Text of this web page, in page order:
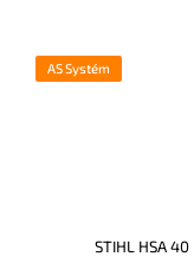
AS Systém
STIHL HSA 40